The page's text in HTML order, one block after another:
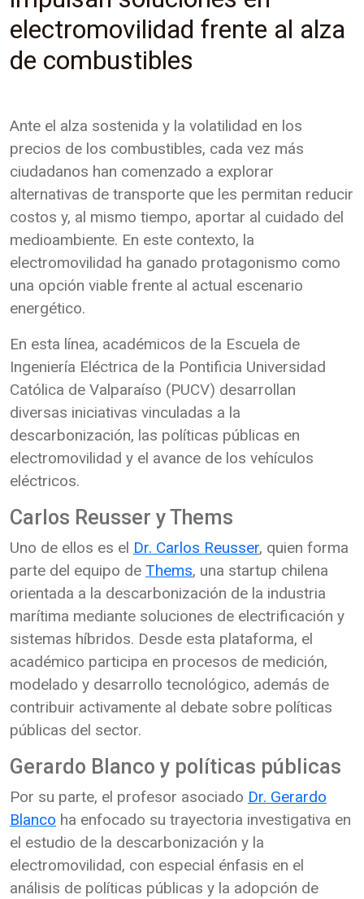
electromovilidad frente al alza
de combustibles
Ante el alza sostenida y la volatilidad en los
precios de los combustibles, cada vez más
ciudadanos han comenzado a explorar
alternativas de transporte que les permitan reducir
costos y, al mismo tiempo, aportar al cuidado del
medioambiente. En este contexto, la
electromovilidad ha ganado protagonismo como
una opción viable frente al actual escenario
energético.
En esta línea, académicos de la Escuela de
Ingeniería Eléctrica de la Pontificia Universidad
Católica de Valparaíso (PUCV) desarrollan
diversas iniciativas vinculadas a la
descarbonización, las políticas públicas en
electromovilidad y el avance de los vehículos
eléctricos.
Carlos Reusser y Thems
Uno de ellos es el Dr. Carlos Reusser, quien forma
parte del equipo de Thems, una startup chilena
orientada a la descarbonización de la industria
marítima mediante soluciones de electrificación y
sistemas híbridos. Desde esta plataforma, el
académico participa en procesos de medición,
modelado y desarrollo tecnológico, además de
contribuir activamente al debate sobre políticas
públicas del sector.
Gerardo Blanco y políticas públicas
Por su parte, el profesor asociado Dr. Gerardo
Blanco ha enfocado su trayectoria investigativa en
el estudio de la descarbonización y la
electromovilidad, con especial énfasis en el
análisis de políticas públicas y la adopción de